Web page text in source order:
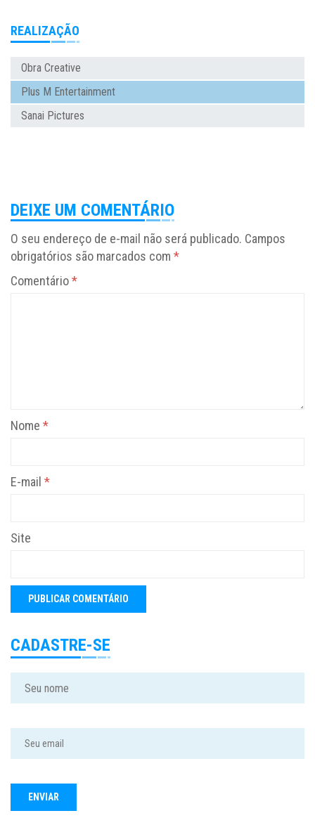
REALIZAÇÃO
Obra Creative
Plus M Entertainment
Sanai Pictures
DEIXE UM COMENTÁRIO
O seu endereço de e-mail não será publicado. Campos
obrigatórios são marcados com *
Comentário*
Nome *
E-mail *
Site
CADASTRE-SE